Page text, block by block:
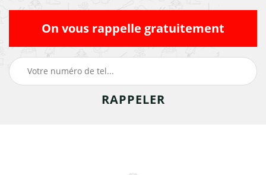
On vous rappelle gratuitement